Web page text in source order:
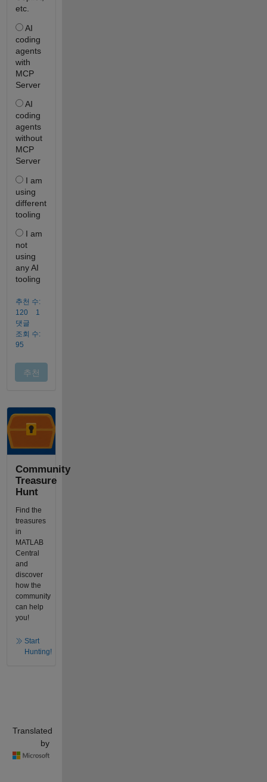
Community
Treasure
Hunt
Find the
treasures
in
MATLAB
Central
and
discover
how the
community
can help
you!
Start
Hunting!
Translated
by